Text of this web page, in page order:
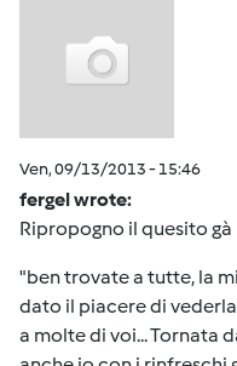
Ven, 09/13/2013 - 15:46
fergel wrote:
Ripropogno il quesito
"ben trovate a tutte, la
dato il piacere di
a molte di voi... Tornata